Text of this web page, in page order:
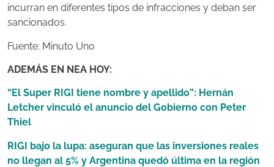
incurran en diferentes tipos de infracciones y deban ser
sancionados.
Fuente: Minuto Uno
ADEMÁS EN NEA HOY:
“El Super RIGI tiene nombre y apellido”: Hernán
Letcher vinculó el anuncio del Gobierno con Peter
Thiel
RIGI bajo la lupa: aseguran que las inversiones reales
no llegan al 5% y Argentina quedó última en la región